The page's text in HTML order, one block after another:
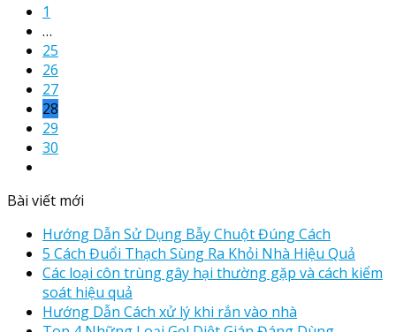
1
…
25
26
27
28
29
30
Bài viết mới
Hướng Dẫn Sử Dụng Bẫy Chuột Đúng Cách
5 Cách Đuổi Thạch Sùng Ra Khỏi Nhà Hiệu Quả
Các loại côn trùng gây hại thường gặp và cách kiểm
soát hiệu quả
Hướng Dẫn Cách xử lý khi rắn vào nhà